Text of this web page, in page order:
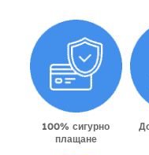
100% сигурно
плащане